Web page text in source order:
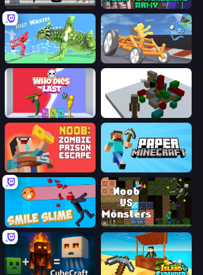
Sharkosaurus Rampage Nubik vs Herobrin's Army
Silly Walkers Draw Crash Race
Who Dies Last? Craft Destroy
Paper Minecraft
Smile Slime Noob VS Monsters